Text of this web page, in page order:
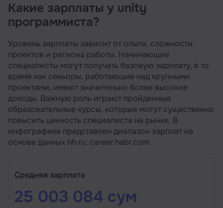
Какие зарплаты у unity
программиста?
Уровень зарплаты зависит от опыта, сложности
проектов и региона работы. Начинающие
специалисты могут получать базовую зарплату, в то
время как сеньоры, работающие над крупными
проектами, имеют значительно более высокие
доходы. Важную роль играют пройденные
образовательные курсы, которые могут существенно
повысить ценность специалиста на рынке. В
инфографике представлен диапазон зарплат на
основе данных hh.ru, career.habr.com.
Средняя зарплата
25 003 084 сум